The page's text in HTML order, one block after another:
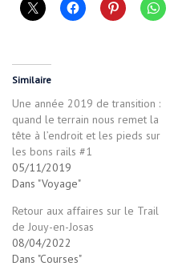
Similaire
Une année 2019 de transition :
quand le terrain nous remet la
tête à l’endroit et les pieds sur
les bons rails #1
05/11/2019
Dans "Voyage"
Retour aux affaires sur le Trail
de Jouy-en-Josas
08/04/2022
Dans "Courses"